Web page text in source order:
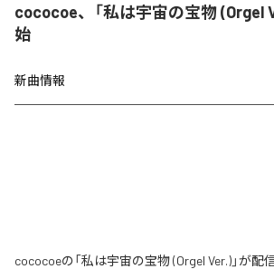
cococoe、「私は宇宙の宝物 (Orgel
始
新曲情報
cococoeの「私は宇宙の宝物 (Orgel Ver.)」が